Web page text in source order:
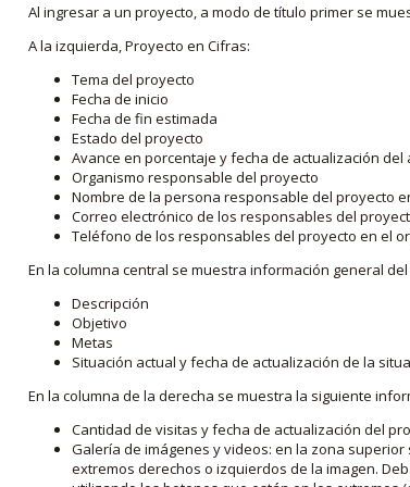
Al ingresar a un proyecto, a modo de título primer se
A la izquierda, Proyecto en Cifras:
Tema del proyecto
Fecha de inicio
Fecha de fin estimada
Estado del proyecto
Avance en porcentaje y fecha de actualización del
Organismo responsable del proyecto
Nombre de la persona responsable del proyecto
Correo electrónico de los responsables del
Teléfono de los responsables del proyecto en el
En la columna central se muestra información general
Descripción
Objetivo
Metas
Situación actual y fecha de actualización de la
En la columna de la derecha se muestra la siguiente
Cantidad de visitas y fecha de actualización del
Galería de imágenes y videos: en la zona
extremos derechos o izquierdos de la imagen.